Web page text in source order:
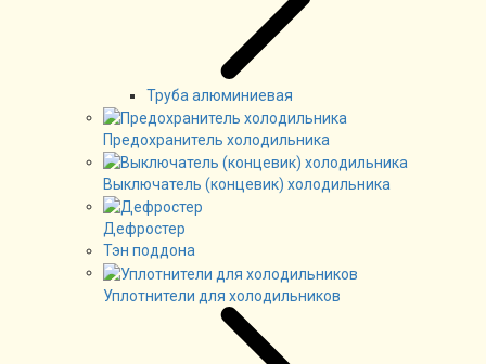
Труба алюминиевая
Предохранитель холодильника
Выключатель (концевик) холодильника
Дефростер
Тэн поддона
Уплотнители для холодильников